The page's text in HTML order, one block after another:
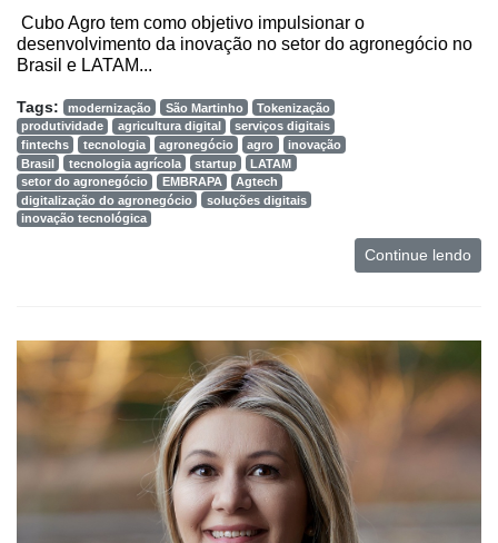
Cubo Agro tem como objetivo impulsionar o
desenvolvimento da inovação no setor do agronegócio no
Brasil e LATAM...
Tags: modernização São Martinho
Tokenização
produtividade
agricultura digital
serviços digitais
fintechs
tecnologia agronegócio agro
inovação
Brasil
tecnologia agrícola startup
LATAM
setor do agronegócio
EMBRAPA
Agtech
digitalização do agronegócio
soluções digitais
inovação tecnológica
Continue lendo